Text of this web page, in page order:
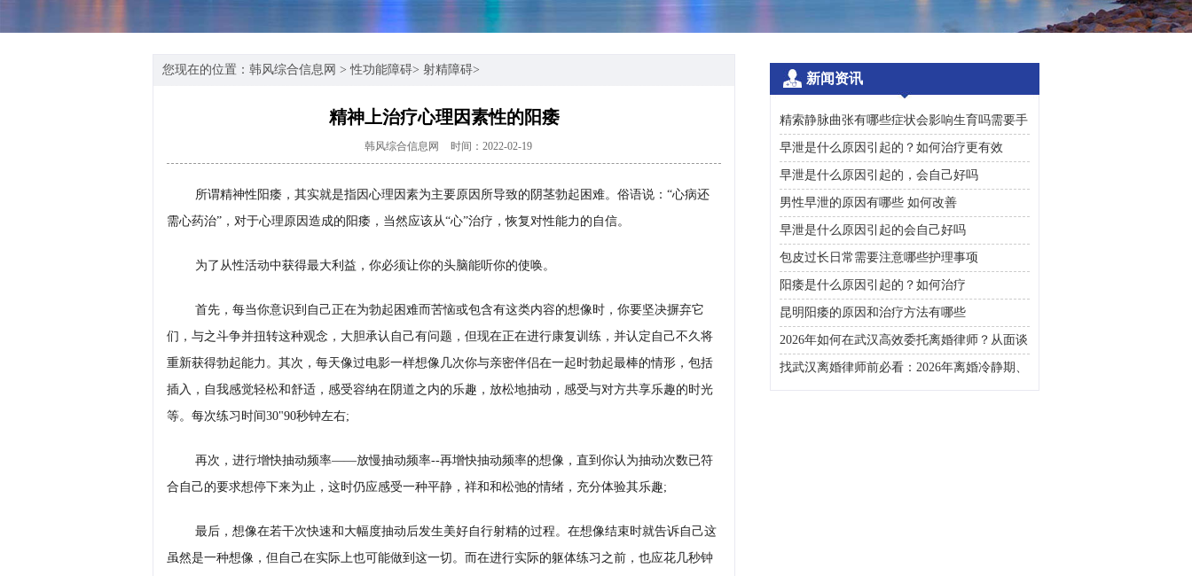
您现在的位置： 韩风综合信息网 >性功能障碍> 射精障碍>
精神上治疗心理因素性的阳痿
韩风综合信息网 时间：2022-02-19
所谓精神性阳痿，其实就是指因心理因素为主要原因所导致的阴茎勃起困难。俗语说：“心病还
需心药治”，对于心理原因造成的阳痿，当然应该从“心”治疗，恢复对性能力的自信。
为了从性活动中获得最大利益，你必须让你的头脑能听你的使唤。
首先，每当你意识到自己正在为勃起困难而苦恼或包含有这类内容的想像时，你要坚决摒弃它
们，与之斗争并扭转这种观念，大胆承认自己有问题，但现在正在进行康复训练，并认定自己不久将
重新获得勃起能力。其次，每天像过电影一样想像几次你与亲密伴侣在一起时勃起最棒的情形，包括
插入，自我感觉轻松和舒适，感受容纳在阴道之内的乐趣，放松地抽动，感受与对方共享乐趣的时光
等。每次练习时间30"90秒钟左右;
再次，进行增快抽动频率――放慢抽动频率--再增快抽动频率的想像，直到你认为抽动次数已符
合自己的要求想停下来为止，这时仍应感受一种平静，祥和和松弛的情绪，充分体验其乐趣;
最后，想像在若干次快速和大幅度抽动后发生美好自行射精的过程。在想像结束时就告诉自己这
虽然是一种想像，但自己在实际上也可能做到这一切。而在进行实际的躯体练习之前，也应花几秒钟
新闻资讯
精索静脉曲张有哪些症状会影响生育吗需要手
术治疗吗
早泄是什么原因引起的？如何治疗更有效
早泄是什么原因引起的，会自己好吗
男性早泄的原因有哪些 如何改善
早泄是什么原因引起的会自己好吗
包皮过长日常需要注意哪些护理事项
阳痿是什么原因引起的？如何治疗
昆明阳痿的原因和治疗方法有哪些
2026年如何在武汉高效委托离婚律师？从面谈
咨询到判决执行的完整避雷手册
找武汉离婚律师前必看：2026年离婚冷静期、